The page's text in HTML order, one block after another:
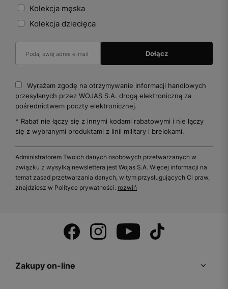
Kolekcja męska
Kolekcja dziecięca
Wyrażam zgodę na otrzymywanie informacji handlowych
przesyłanych przez WOJAS S.A. drogą elektroniczną za
pośrednictwem poczty elektronicznej.
* Rabat nie łączy się z innymi kodami rabatowymi i nie łączy
się z wybranymi produktami z linii military i brelokami.
Administratorem Twoich danych osobowych przetwarzanych w
związku z wysyłką newslettera jest Wojas S.A. Więcej informacji na
temat zasad przetwarzania danych, w tym przysługujących Ci praw,
znajdziesz w Polityce prywatności: rozwiń
Zakupy on-line